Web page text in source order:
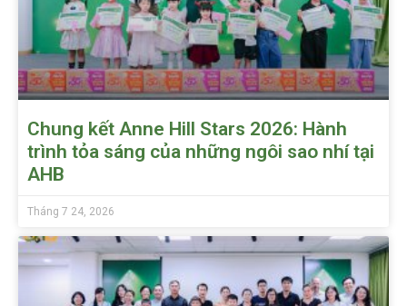
Chung kết Anne Hill Stars 2026: Hành
trình tỏa sáng của những ngôi sao nhí tại
AHB
Tháng 7 24, 2026